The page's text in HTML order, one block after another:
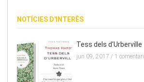
NOTÍCIES D'INTERÈS
Tess dels d'Urberville
jun 09, 2017 / 1 comentari